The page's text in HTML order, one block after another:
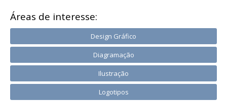
Áreas de interesse:
Design Gráfico
Diagramação
Ilustração
Logotipos